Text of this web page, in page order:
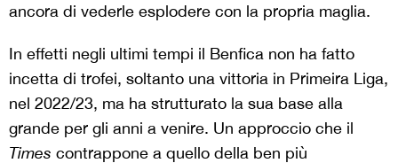
ancora di vederle esplodere con la propria maglia.
In effetti negli ultimi tempi il Benfica non ha fatto
incetta di trofei, soltanto una vittoria in Primeira Liga,
nel 2022/23, ma ha strutturato la sua base alla
grande per gli anni a venire. Un approccio che il
Times contrappone a quello della ben più